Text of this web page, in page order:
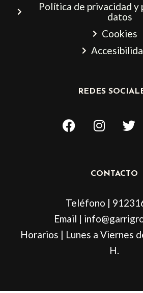
Política de privacidad y
datos
Cookies
REDES
F
a
k
I
n
a
a
m
T
w
t
CONTACTO
Teléfono |
Email |
Horarios | Lunes a Viernes
H.